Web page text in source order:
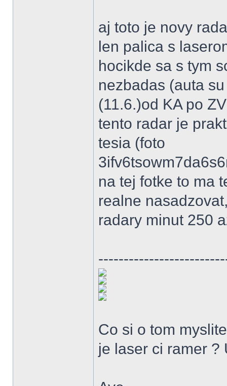
aj toto je novy
len palica s
hocikde sa s tym
nezbadas (auta
(11.6.)od KA po
tento radar je
tesia (foto
na tej fotke to ma
realne
radary minut 250
Co si o tom
je laser ci ramer ?